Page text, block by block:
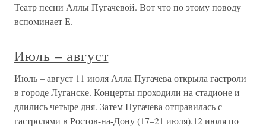
Театр песни Аллы Пугачевой. Вот что по этому поводу
вспоминает Е.
Июль – август
Июль – август 11 июля Алла Пугачева открыла гастроли
в городе Луганске. Концерты проходили на стадионе и
длились четыре дня. Затем Пугачева отправилась с
гастролями в Ростов-на-Дону (17–21 июля).12 июля по